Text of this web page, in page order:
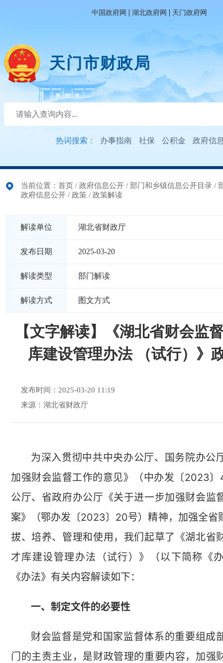
中国政府网 | 湖北政府网 | 天门政府网
天门市财政局
热词搜索： 办事指南 社保 公积金 政府信
当前位置： 首页 / 政府信息公开 / 部门和乡镇信息公开目录 /
政府信息公开 / 政策 / 政策解读
解读单位 湖北省财政厅
发布日期 2025-03-20
解读类型 部门解读
解读方式 图文方式
【文字解读】《湖北省财会监
库建设管理办法 （试行）》
发布时间：2025-03-20 11:19
来源：湖北省财政厅
为深入贯彻中共中央办公厅、国务院办公
加强财会监督工作的意见》（中办发〔2023
公厅、省政府办公厅《关于进一步加强财会监
案》（鄂办发〔2023〕20号）精神，加强全省
拔、培养、管理和使用，我们起草了《湖北省
才库建设管理办法（试行）》（以下简称《
《办法》有关内容解读如下：
一、制定文件的必要性
财会监督是党和国家监督体系的重要组成
门的主责主业，是财政管理的重要内容，加强